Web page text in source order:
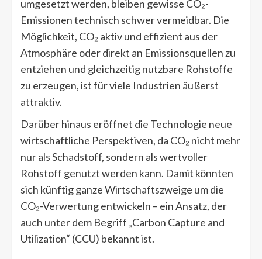
umgesetzt werden, bleiben gewisse CO₂-
Emissionen technisch schwer vermeidbar. Die
Möglichkeit, CO₂ aktiv und effizient aus der
Atmosphäre oder direkt an Emissionsquellen zu
entziehen und gleichzeitig nutzbare Rohstoffe
zu erzeugen, ist für viele Industrien äußerst
attraktiv.
Darüber hinaus eröffnet die Technologie neue
wirtschaftliche Perspektiven, da CO₂ nicht mehr
nur als Schadstoff, sondern als wertvoller
Rohstoff genutzt werden kann. Damit könnten
sich künftig ganze Wirtschaftszweige um die
CO₂-Verwertung entwickeln – ein Ansatz, der
auch unter dem Begriff „Carbon Capture and
Utilization“ (CCU) bekannt ist.